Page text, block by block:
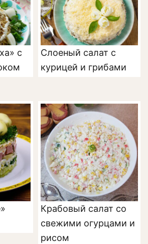
с
Слоеный салат с
курицей и грибами
Крабовый салат со
свежими огурцами и
рисом